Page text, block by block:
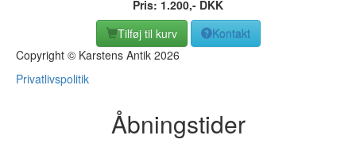
Pris: 1.200,- DKK
Tilføj til kurv
Kontakt
Copyright © Karstens Antik 2026
Privatlivspolitik
Åbningstider